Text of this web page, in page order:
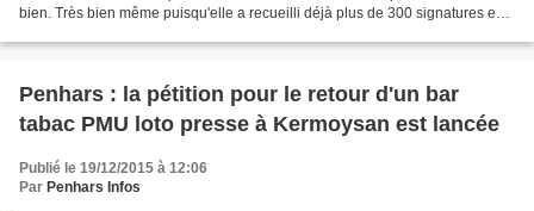
bien. Très bien même puisqu'elle a recueilli déjà plus de 300 signatures en
Penhars : la pétition pour le retour d'un bar
tabac PMU loto presse à Kermoysan est lancée
Publié le 19/12/2015 à 12:06
Par Penhars Infos